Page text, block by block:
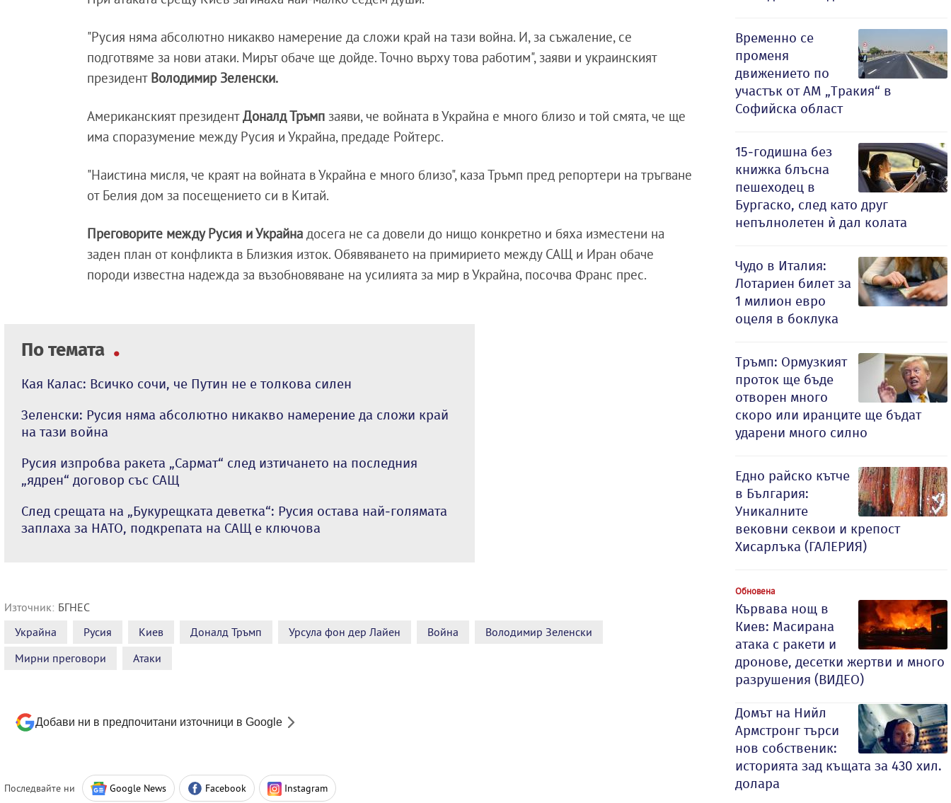
"Русия няма абсолютно никакво намерение да сложи край на тази война. И, за съжаление, се
подготвяме за нови атаки. Мирът обаче ще дойде. Точно върху това работим", заяви и украинският
президент Володимир Зеленски.
Американският президентДоналд Тръмп заяви, че войната в Украйна е много близо и той смята, че ще
има споразумение между Русия и Украйна, предаде Ройтерс.
"Наистина мисля, че краят на войната в Украйна е много близо", каза Тръмп пред репортери на тръгване
от Белия дом за посещението си в Китай.
Преговорите между Русия и Украйна досега не са довели до нищо конкретно и бяха изместени на
заден план от конфликта в Близкия изток. Обявяването на примирието между САЩ и Иран обаче
породи известна надежда за възобновяване на усилията за мир в Украйна, посочва Франс прес.
По темата
Кая Калас: Всичко сочи, че Путин не е толкова силен
Зеленски: Русия няма абсолютно никакво намерение да сложи край
на тази война
Русия изпробва ракета „Сармат“ след изтичането на последния
„ядрен“ договор със САЩ
След срещата на „Букурещката деветка“: Русия остава най-голямата
заплаха за НАТО, подкрепата на САЩ е ключова
Източник: БГНЕС
Украйна
Русия Киев Доналд Тръмп Урсула фон дер Лайен Война
Володимир Зеленски
Мирни преговори
Атаки
Добави ни в предпочитани източници в Google
Последвайте ни Google News Facebook Instagram
Временно се
променя
движението по
участък от АМ „Тракия“ в
Софийска област
15-годишна без
книжка блъсна
пешеходец в
Бургаско, след като друг
непълнолетен ѝ дал колата
Чудо в Италия:
Лотариен билет за
1 милион евро
оцеля в боклука
Тръмп: Ормузкият
проток ще бъде
отворен много
скоро или иранците ще бъдат
ударени много силно
Едно райско кътче
в България:
Уникалните
вековни секвои и крепост
Хисарлъка (ГАЛЕРИЯ)
Обновена
Кървава нощ в
Киев: Масирана
атака с ракети и
дронове, десетки жертви и много
разрушения (ВИДЕО)
Домът на Нийл
Армстронг търси
нов собственик:
историята зад къщата за 430 хил.
долара